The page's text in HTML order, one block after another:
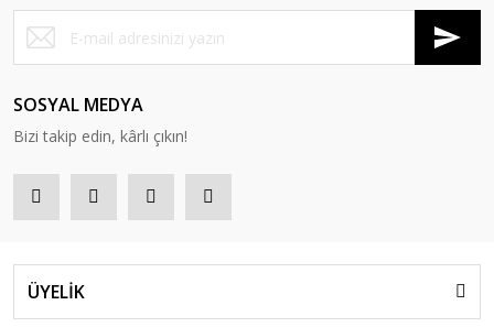
SOSYAL MEDYA
Bizi takip edin, kârlı çıkın!
ÜYELİK